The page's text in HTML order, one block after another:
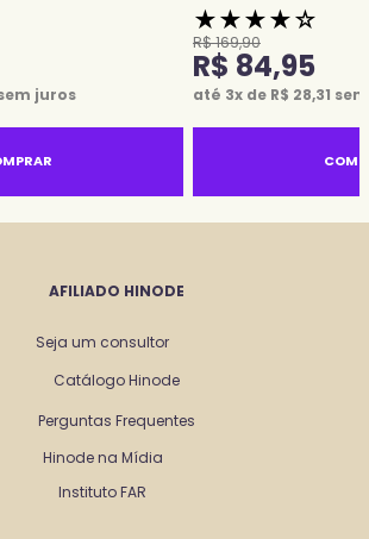
juros
★★★★☆
R$169,90
R$ 84,95
até 3x de R$ 28,31
AFILIADO HINODE
Seja um consultor
Catálogo Hinode
Perguntas Frequentes
Hinode na Mídia
Instituto FAR